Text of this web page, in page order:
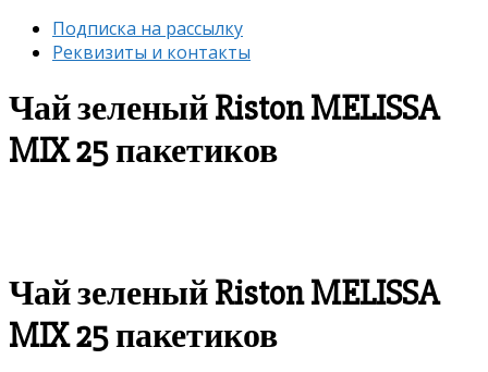
Подписка на рассылку
Реквизиты и контакты
Чай зеленый Riston MELISSA
MIX 25 пакетиков
Чай зеленый Riston MELISSA
MIX 25 пакетиков